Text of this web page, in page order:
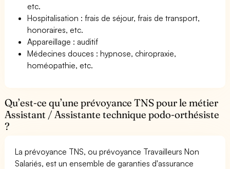
etc.
Hospitalisation : frais de séjour, frais de transport,
honoraires, etc.
Appareillage : auditif
Médecines douces : hypnose, chiropraxie,
homéopathie, etc.
Qu’est-ce qu’une prévoyance TNS pour le métier
Assistant / Assistante technique podo-orthésiste
?
La prévoyance TNS, ou prévoyance Travailleurs Non
Salariés, est un ensemble de garanties d'assurance